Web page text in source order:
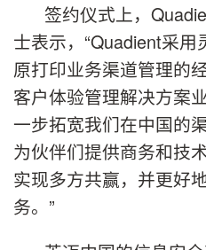
签约仪式上，
士表示，“Quadient采
原打印业务渠道管理的
客户体验管理解决方案
一步拓宽我们在中国的
为伙伴们提供商务和技
实现多方共赢，并更好
务。”